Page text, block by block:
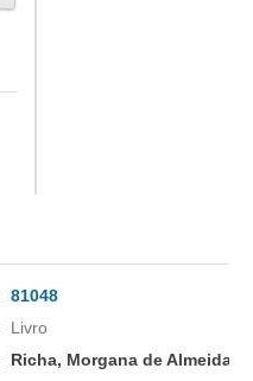
81048
Livro
Richa, Morgana de Almeida